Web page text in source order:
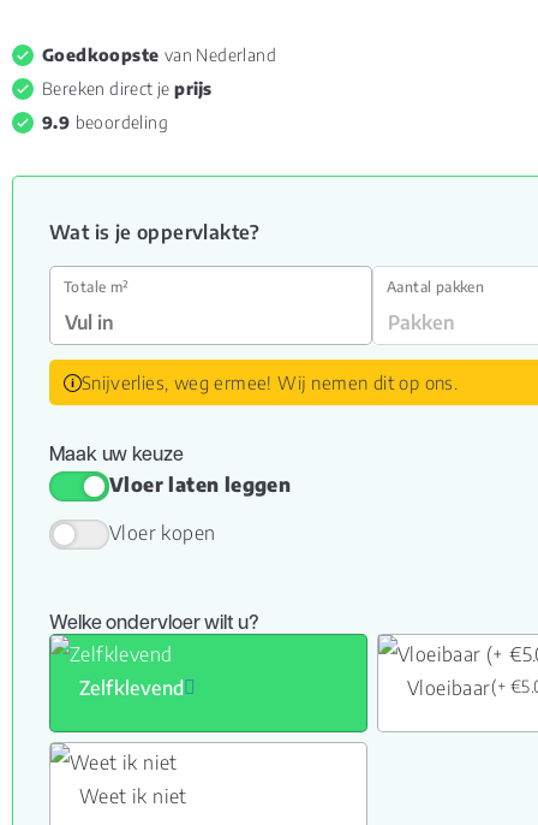
Goedkoopste van Nederland
Bereken direct jeprijs
9.9 beoordeling
Wat is je oppervlakte?
Totale m² Aantal pakken
Snijverlies, weg ermee! Wij nemen dit op ons.
Maak uw keuze
Vloer laten leggen
Vloer kopen
Welke ondervloer wilt u?
Zelfklevend Vloeibaar(+
Weet ik niet